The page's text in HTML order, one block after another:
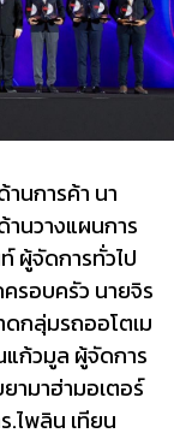
นการค้า นา
นวางแผนการ
ผู้จัดการทั่วไป
รอบครัว นายจิร
ดกลุ่มรถออโตเม
ก้วมูล ผู้จัดการ
ามาฮ่ามอเตอร์
.ไพลิน เทียน